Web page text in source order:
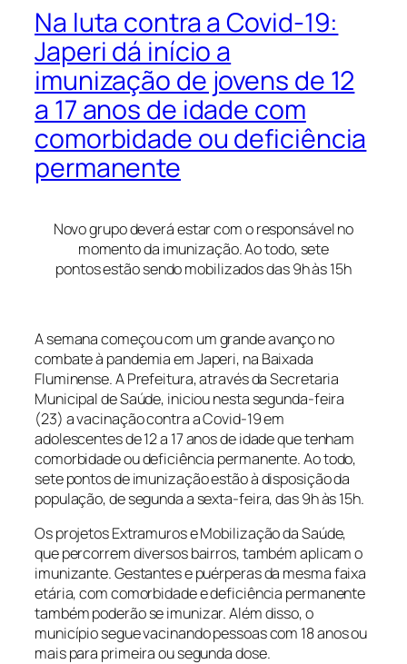
Na luta contra a Covid-19:
Japeri dá início a
imunização de jovens de 12
a 17 anos de idade com
comorbidade ou deficiência
permanente
Novo grupo deverá estar com o responsável no
momento da imunização. Ao todo, sete
pontos estão sendo mobilizados das 9h às 15h
A semana começou com um grande avanço no
combate à pandemia em Japeri, na Baixada
Fluminense. A Prefeitura, através da Secretaria
Municipal de Saúde, iniciou nesta segunda-feira
(23) a vacinação contra a Covid-19 em
adolescentes de 12 a 17 anos de idade que tenham
comorbidade ou deficiência permanente. Ao todo,
sete pontos de imunização estão à disposição da
população, de segunda a sexta-feira, das 9h às 15h.
Os projetos Extramuros e Mobilização da Saúde,
que percorrem diversos bairros, também aplicam o
imunizante. Gestantes e puérperas da mesma faixa
etária, com comorbidade e deficiência permanente
também poderão se imunizar. Além disso, o
município segue vacinando pessoas com 18 anos ou
mais para primeira ou segunda dose.